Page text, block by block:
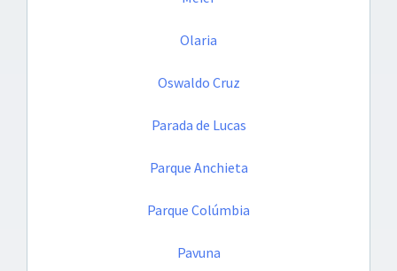
Olaria
Oswaldo Cruz
Parada de Lucas
Parque Anchieta
Parque Colúmbia
Pavuna